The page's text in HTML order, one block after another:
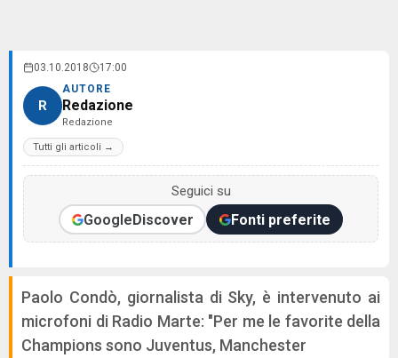
03.10.2018 17:00
R
AUTORE
Redazione
Redazione
Tutti gli articoli →
Seguici su
GoogleDiscover Fonti preferite
Paolo Condò, giornalista di Sky, è intervenuto ai
microfoni di Radio Marte: "Per me le favorite della
Champions sono Juventus, Manchester